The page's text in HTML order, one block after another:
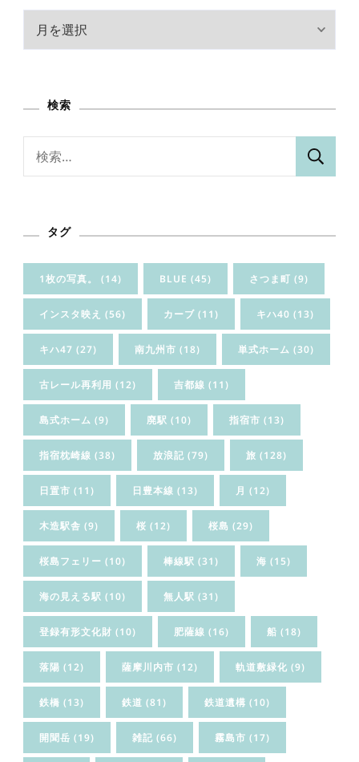
ブ
検索
タグ
1枚の写真。 (14) BLUE (45) さつま町 (9)
インスタ映え (56) カーブ (11) キハ40 (13)
キハ47 (27) 南九州市 (18) 単式ホーム (30)
古レール再利用 (12) 吉都線 (11)
島式ホーム (9) 廃駅 (10) 指宿市 (13)
指宿枕崎線 (38) 放浪記 (79) 旅 (128)
日置市 (11) 日豊本線 (13) 月 (12)
木造駅舎 (9) 桜 (12) 桜島 (29)
桜島フェリー (10) 棒線駅 (31) 海 (15)
海の見える駅 (10) 無人駅 (31)
登録有形文化財 (10) 肥薩線 (16) 船 (18)
落陽 (12) 薩摩川内市 (12) 軌道敷緑化 (9)
鉄橋 (13) 鉄道 (81) 鉄道遺構 (10)
開聞岳 (19) 雑記 (66) 霧島市 (17)